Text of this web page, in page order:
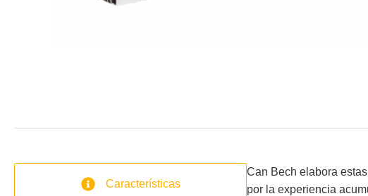
Características
Can Bech elabora
por la experiencia